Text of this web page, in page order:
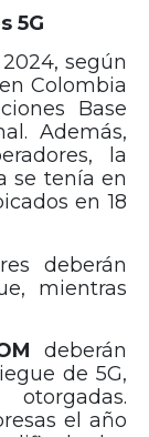
5G
según
Colombia
Base
Además,
la
se tenía en
en 18
deberán
mientras
deberán
de 5G,
el año